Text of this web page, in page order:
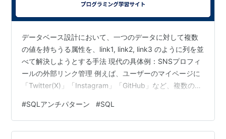
データベース設計において、一つのデータに対して複数
の値を持ちうる属性を、link1, link2, link3 のように列を並
べて解決しようとする手法 現代の具体例：SNSプロフィ
ールの外部リンク管理 例えば、ユーザーのマイページに
「Twitter(X)」「Instagram」「GitHub」など、複数の
3つまで登録できるようにしよう」と考え、以下のような
テーブルを設計したとします。これは典型的なアンチパ
ターンです。 CREATE TABLE UserProfiles ( user_id INT
#SQLアンチパターン #SQL